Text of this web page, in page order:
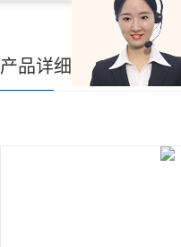
产品详细页